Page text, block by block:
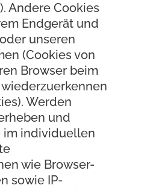
Andere Cookies
Endgerät und
unseren
(Cookies von
Browser beim
Werden
und
im individuellen
wie Browser-
sowie IP-